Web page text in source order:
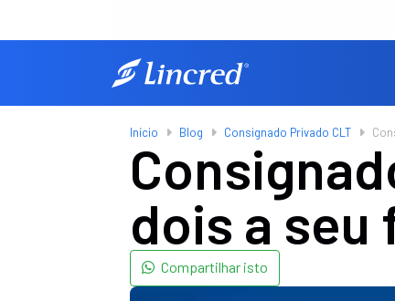
Início Blog Consignado Privado CLT
dois a seu
Compartilhar isto